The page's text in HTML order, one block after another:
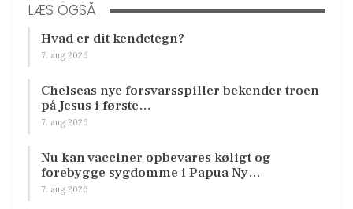
LÆS OGSÅ
Hvad er dit kendetegn?
7. aug 2026
Chelseas nye forsvarsspiller bekender troen
på Jesus i første…
7. aug 2026
Nu kan vacciner opbevares køligt og
forebygge sygdomme i Papua Ny…
7. aug 2026